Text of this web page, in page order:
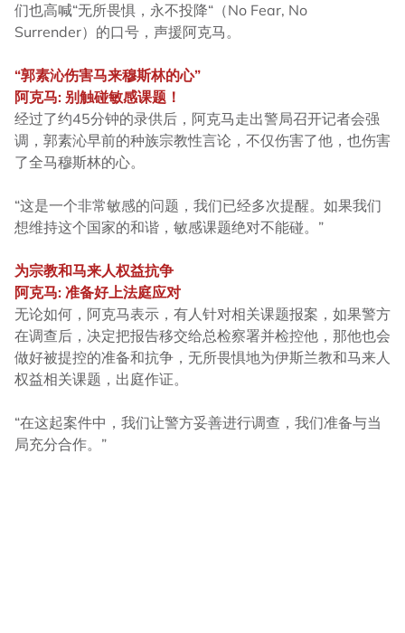
们也高喊“无所畏惧，永不投降“（No Fear, No
Surrender）的口号，声援阿克马。
“郭素沁伤害马来穆斯林的心”
阿克马: 别触碰敏感课题！
经过了约45分钟的录供后，阿克马走出警局召开记者会强
调，郭素沁早前的种族宗教性言论，不仅伤害了他，也伤害
了全马穆斯林的心。
“这是一个非常敏感的问题，我们已经多次提醒。如果我们
想维持这个国家的和谐，敏感课题绝对不能碰。”
为宗教和马来人权益抗争
阿克马: 准备好上法庭应对
无论如何，阿克马表示，有人针对相关课题报案，如果警方
在调查后，决定把报告移交给总检察署并检控他，那他也会
做好被提控的准备和抗争，无所畏惧地为伊斯兰教和马来人
权益相关课题，出庭作证。
“在这起案件中，我们让警方妥善进行调查，我们准备与当
局充分合作。”